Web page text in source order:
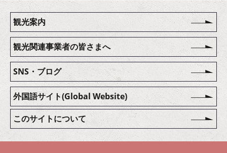
観光案内
観光関連事業者の皆さまへ
SNS・ブログ
外国語サイト(Global Website)
このサイトについて